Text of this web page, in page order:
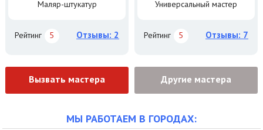
Маляр-штукатур
Рейтинг 5 Отзывы: 2
Универсальный мастер
Рейтинг 5 Отзывы: 7
Вызвать мастера Другие мастера
МЫ РАБОТАЕМ В ГОРОДАХ: